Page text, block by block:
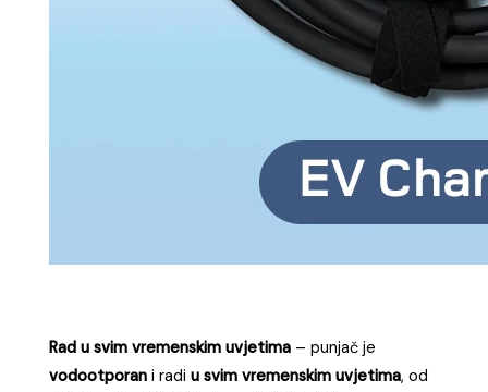
Rad u svim vremenskim uvjetima – punjač je
vodootporan i radiu svim vremenskim uvjetima, od